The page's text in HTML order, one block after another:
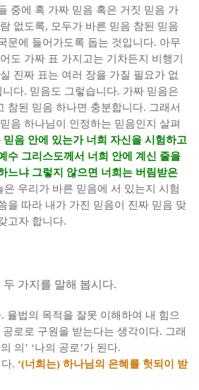
중에 혹 가짜 믿음 혹은 거짓 믿음 가
없도록, 모두가 바른 믿음 참된 믿음
문에 들어가도록 돕는 것입니다. 아무
도 가짜 표 가지고는 기차든지 비행기
진짜 표는 여러 장을 가질 필요가 없
니다. 믿음도 그렇습니다. 가짜 믿음은
참된 믿음 하나면 충분합니다. 그래서
음 하나님이 인정하는 믿음인지 살펴
믿음 안에 있는가 너희 자신을 시험하고
수 그리스도께서 너희 안에 계신 줄을
느냐 그렇지 않으면 너희는 버림받은
은 우리가 바른 믿음에 서 있는지 시험
을 따라 내가 가진 믿음이 진짜 믿음 맞
고자 합니다.
가지를 말해 봅시다.
. 율법의 목적을 잘못 이해하여 내 힘으
로로 구원을 받는다는 생각이다. 그래
의 ’ ‘나의 공로’가 된다.
. ‘(너희는) 하나님의 은혜를 헛되이 받